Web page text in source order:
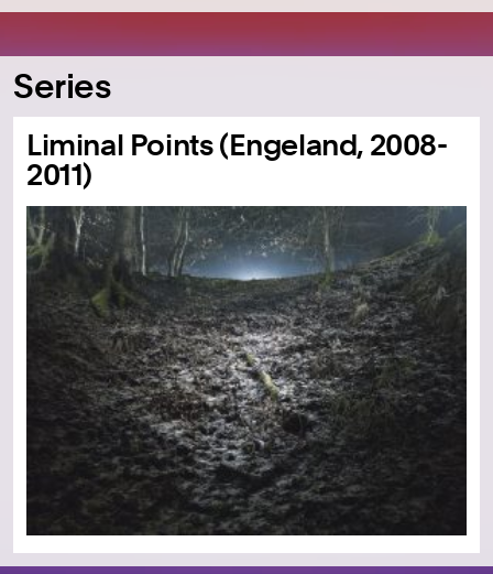
Series
Liminal Points (Engeland, 2008-
2011)